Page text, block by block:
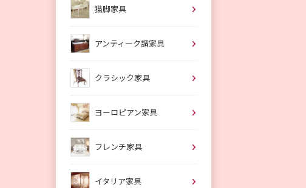
猫脚家具
アンティーク調家具
クラシック家具
ヨーロピアン家具
フレンチ家具
イタリア家具